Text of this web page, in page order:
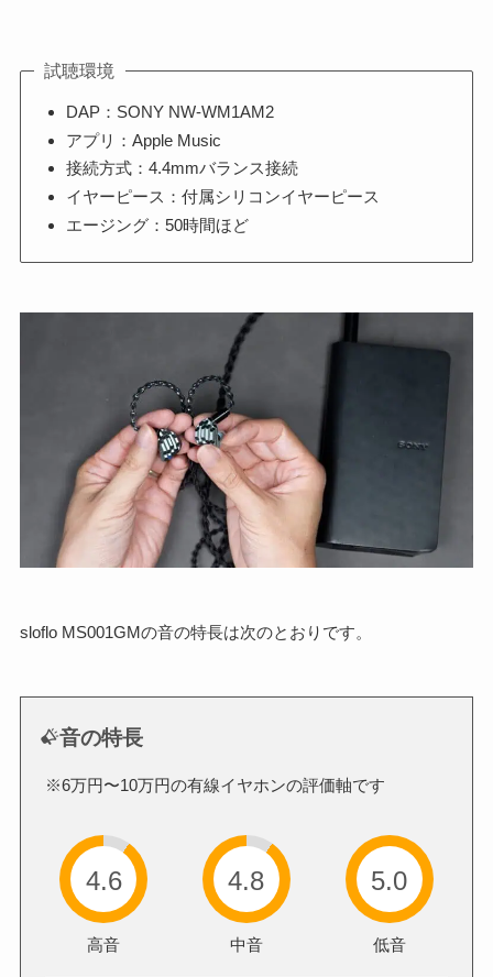
試聴環境
DAP：SONY NW-WM1AM2
アプリ：Apple Music
接続方式：4.4mmバランス接続
イヤーピース：付属シリコンイヤーピース
エージング：50時間ほど
sloflo MS001GMの音の特長は次のとおりです。
音の特長
※6万円〜10万円の有線イヤホンの評価軸です
4.6
高音
4.8
中音
5.0
低音